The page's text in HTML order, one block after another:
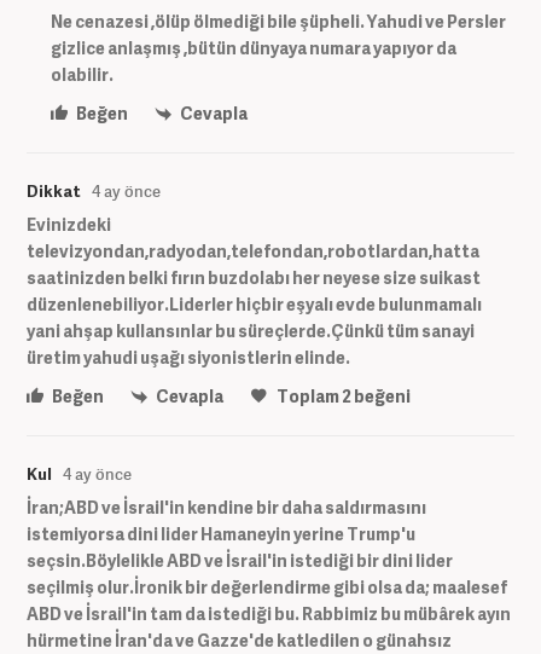
Ne cenazesi ,ölüp ölmediği bile şüpheli. Yahudi ve Persler
gizlice anlaşmış ,bütün dünyaya numara yapıyor da
olabilir.
Beğen
Cevapla
Dikkat 4 ay önce
Evinizdeki
televizyondan,radyodan,telefondan,robotlardan,hatta
saatinizden belki fırın buzdolabı her neyese size suikast
düzenlenebiliyor.Liderler hiçbir eşyalı evde bulunmamalı
yani ahşap kullansınlar bu süreçlerde.Çünkü tüm sanayi
üretim yahudi uşağı siyonistlerin elinde.
Beğen
Cevapla Toplam2beğeni
Kul 4 ay önce
İran;ABD ve İsrail'in kendine bir daha saldırmasını
istemiyorsa dini lider Hamaneyin yerine Trump'u
seçsin.Böylelikle ABD ve İsrail'in istediği bir dini lider
seçilmiş olur.İronik bir değerlendirme gibi olsa da; maalesef
ABD ve İsrail'in tam da istediği bu. Rabbimiz bu mübârek ayın
hürmetine İran'da ve Gazze'de katledilen o günahsız